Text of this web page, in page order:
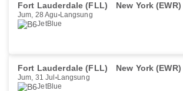
Fort Lauderdale (FLL) New York (EWR)
Jum, 28 Agu Langsung
JetBlue
Fort Lauderdale (FLL) New York (EWR)
Jum, 31 Jul Langsung
JetBlue